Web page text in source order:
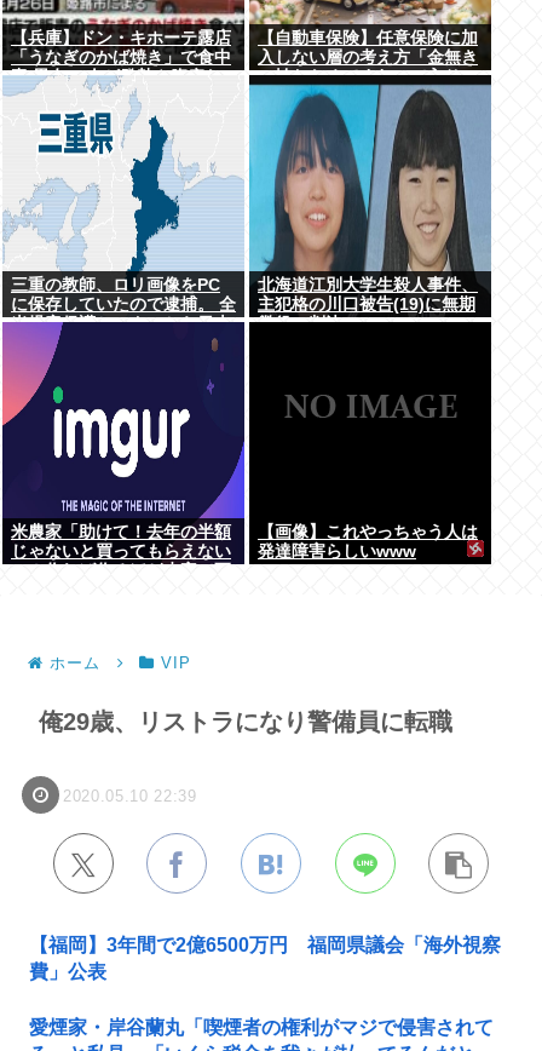
【兵庫】ドン・キホーテ露店
「うなぎのかば焼き」で食中
毒 男女14人が発熱や腹痛な
ど訴え…サルモネラ属の菌検
【自動車保険】任意保険に加
入しない層の考え方「金無き
ゃ払わなくてすむので入り
三重の教師、ロリ画像をPC
に保存していたので逮捕。 全
米児童保護センターから日本
の警察庁に通報が来る。
北海道江別大学生殺人事件、
主犯格の川口被告(19)に無期
懲役の判決
米農家「助けて！去年の半額
じゃないと買ってもらえない
【画像】これやっちゃう人は
発達障害らしいwww
ホーム VIP
俺29歳、リストラになり警備員に転職
2020.05.10 22:39
【福岡】3年間で2億6500万円 福岡県議会「海外視察
費」公表
愛煙家・岸谷蘭丸「喫煙者の権利がマジで侵害されて